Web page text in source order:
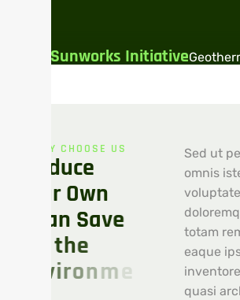
Sunworks Initiative
WHY CHOOSE US
duce
r Own
an Save
the
ironmen
Sed ut
omnis
totam
eaque
quasi